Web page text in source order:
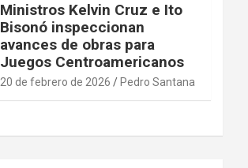
Ministros Kelvin Cruz e Ito
Bisonó inspeccionan
avances de obras para
Juegos Centroamericanos
20 de febrero de 2026 Pedro Santana